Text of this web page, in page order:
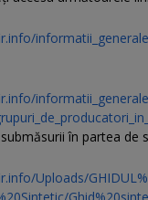
în partea de
Uploads/